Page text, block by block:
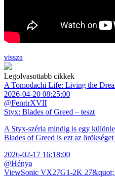
vissza
Legolvasottabb cikkek
A Tomodachi Life: Living the
2026-04-20 08:25:00
@FenrirXVII
Styx: Blades of Greed – teszt
A Styx-széria mindig is egy
Blades of Greed is ezt az
2026-02-17 16:18:00
@Hénya
ViewSonic VX27G1-2K